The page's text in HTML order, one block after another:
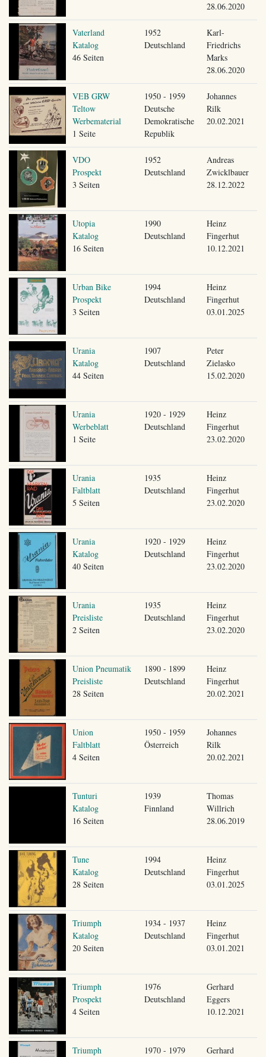
28.06.2020
Vaterland
Katalog
46 Seiten
1952
Deutschland
Karl-
Friedrichs
Marks
28.06.2020
VEB GRW
Teltow
Werbematerial
1 Seite
1950 - 1959
Deutsche
Demokratische
Republik
Johannes
Rilk
20.02.2021
VDO
Prospekt
3 Seiten
1952
Deutschland
Andreas
Zwicklbauer
28.12.2022
Utopia
Katalog
16 Seiten
1990
Deutschland
Heinz
Fingerhut
10.12.2021
Urban Bike
Prospekt
3 Seiten
1994
Deutschland
Heinz
Fingerhut
03.01.2025
Urania
Katalog
44 Seiten
1907
Deutschland
Peter
Zielasko
15.02.2020
Urania
Werbeblatt
1 Seite
1920 - 1929
Deutschland
Heinz
Fingerhut
23.02.2020
Urania
Faltblatt
5 Seiten
1935
Deutschland
Heinz
Fingerhut
23.02.2020
Urania
Katalog
40 Seiten
1920 - 1929
Deutschland
Heinz
Fingerhut
23.02.2020
Urania
Preisliste
2 Seiten
1935
Deutschland
Heinz
Fingerhut
23.02.2020
Union Pneumatik
Preisliste
28 Seiten
1890 - 1899
Deutschland
Heinz
Fingerhut
20.02.2021
Union
Faltblatt
4 Seiten
1950 - 1959
Österreich
Johannes
Rilk
20.02.2021
Tunturi
Katalog
16 Seiten
1939
Finnland
Thomas
Willrich
28.06.2019
Tune
Katalog
28 Seiten
1994
Deutschland
Heinz
Fingerhut
03.01.2025
Triumph
Katalog
20 Seiten
1934 - 1937
Deutschland
Heinz
Fingerhut
03.01.2021
Triumph
Prospekt
4 Seiten
1976
Deutschland
Gerhard
Eggers
10.12.2021
Triumph
1970 - 1979
Gerhard